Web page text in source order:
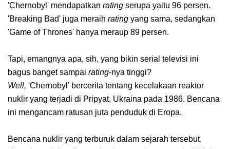
'Chernobyl' mendapatkan rating serupa yaitu 96 persen.
'Breaking Bad' juga meraih rating yang sama, sedangkan
'Game of Thrones' hanya meraup 89 persen.
Tapi, emangnya apa, sih, yang bikin serial televisi ini
bagus banget sampai rating-nya tinggi?
Well, 'Chernobyl' bercerita tentang kecelakaan reaktor
nuklir yang terjadi di Pripyat, Ukraina pada 1986. Bencana
ini mengancam ratusan juta penduduk di Eropa.
Bencana nuklir yang terburuk dalam sejarah tersebut,